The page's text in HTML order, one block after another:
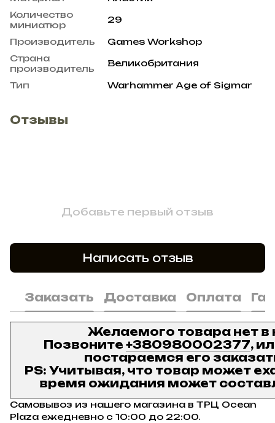
Количество
миниатюр
29
Производитель
Games Workshop
Страна
производитель
Великобритания
Тип Warhammer Age of Sigmar
Отзывы
Добавьте первый отзыв
Написать отзыв
Заказать Доставка Оплата
Желаемого товара нет в
Позвоните +380980002377,
постараемся его
PS: Учитывая, что товар может
время ожидания может
Самовывоз из нашего магазина в ТРЦ Ocean
Plaza ежедневно с 10:00 до 22:00.